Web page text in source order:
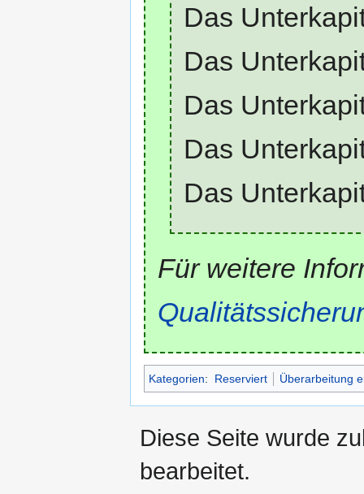
Das
Das
Das
Das
Das
Für weitere
Kategorien: Reserviert Überarbeitung
Diese Seite wurde
bearbeitet.